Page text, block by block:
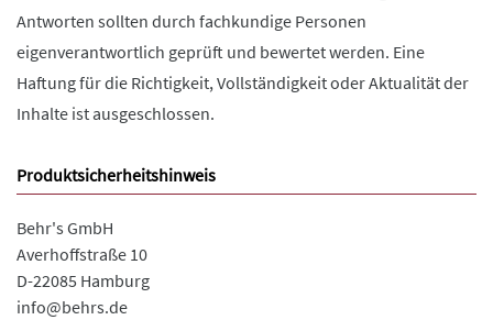
Antworten sollten durch fachkundige Personen
eigenverantwortlich geprüft und bewertet werden. Eine
Haftung für die Richtigkeit, Vollständigkeit oder Aktualität der
Inhalte ist ausgeschlossen.
Produktsicherheitshinweis
Behr's GmbH
Averhoffstraße 10
D-22085 Hamburg
info@behrs.de